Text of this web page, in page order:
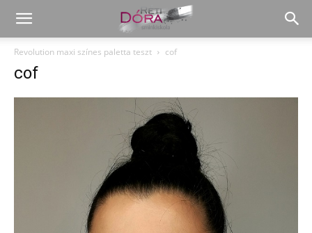
Revolution maxi színes paletta teszt cof
cof